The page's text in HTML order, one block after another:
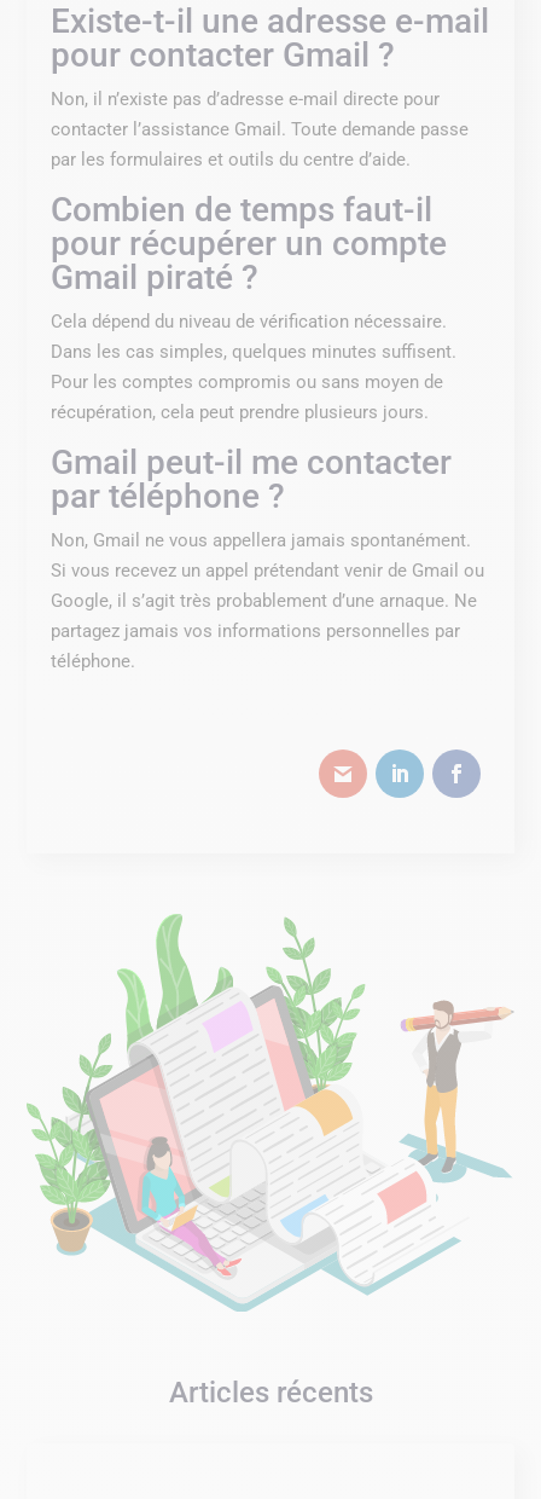
Existe-t-il une adresse e-mail
pour contacter Gmail ?
Non, il n’existe pas d’adresse e-mail directe pour
contacter l’assistance Gmail. Toute demande passe
par les formulaires et outils du centre d’aide.
Combien de temps faut-il
pour récupérer un compte
Gmail piraté ?
Cela dépend du niveau de vérification nécessaire.
Dans les cas simples, quelques minutes suffisent.
Pour les comptes compromis ou sans moyen de
récupération, cela peut prendre plusieurs jours.
Gmail peut-il me contacter
par téléphone ?
Non, Gmail ne vous appellera jamais spontanément.
Si vous recevez un appel prétendant venir de Gmail ou
Google, il s’agit très probablement d’une arnaque. Ne
partagez jamais vos informations personnelles par
téléphone.
Articles récents